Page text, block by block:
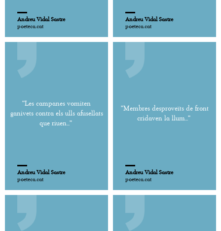
Andreu Vidal Sastre
poeteca.cat
Andreu Vidal Sastre
poeteca.cat
"Les campanes vomiten
ganivets contra els ulls afusellats
que riuen..."
Andreu Vidal Sastre
poeteca.cat
"Membres desproveïts de front
cridaven la llum..."
Andreu Vidal Sastre
poeteca.cat